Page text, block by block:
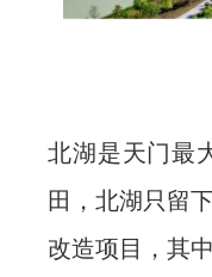
北湖是天门最
田，北湖只留
改造项目，其